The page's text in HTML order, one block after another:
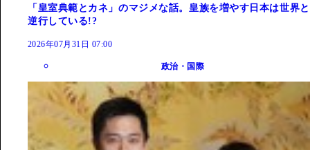
「皇室典範とカネ」のマジメな話。皇族を増やす日本は世界と
逆行している!?
2026年07月31日 07:00
政治・国際